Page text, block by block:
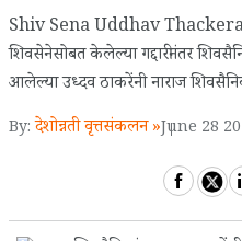
Shiv Sena Uddhav Thackeray:
शिवसेनेसोबत केलेल्या गद्दारीनंतर
आलेल्या उध्दव ठाकरेंनी नाराज
By: देशोन्नती वृत्तसंकलन »June 28